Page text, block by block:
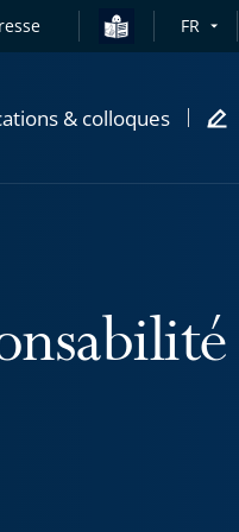
FR
& colloques